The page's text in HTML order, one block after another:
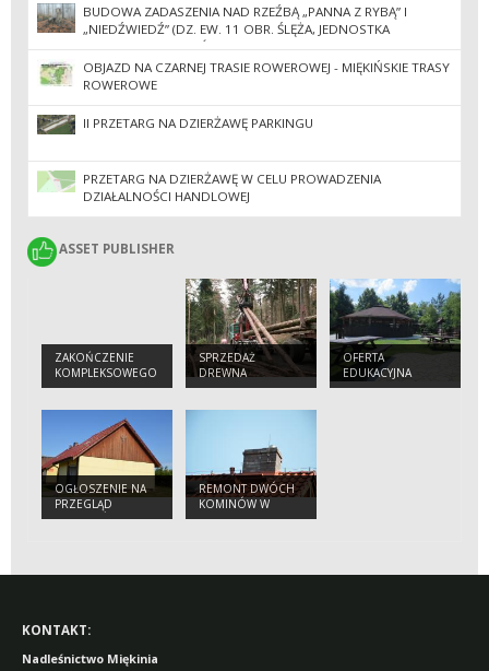
BUDOWA ZADASZENIA NAD RZEŹBĄ „PANNA Z RYBĄ” I
„NIEDŹWIEDŹ” (DZ. EW. 11 OBR. ŚLĘŻA, JEDNOSTKA
EWIDENCYJNA SOBÓTKA-MIASTO)
OBJAZD NA CZARNEJ TRASIE ROWEROWEJ - MIĘKIŃSKIE TRASY
ROWEROWE
II PRZETARG NA DZIERŻAWĘ PARKINGU
PRZETARG NA DZIERŻAWĘ W CELU PROWADZENIA
DZIAŁALNOŚCI HANDLOWEJ
ASSET PUBLISHER
ASSET PUBLISHER
ZAKOŃCZENIE
KOMPLEKSOWEGO
PROJEKTU
GATUNKÓW I
SIEDLISK
PRZYRODNICZYCH
NA OBSZARACH
ZARZĄDZANYCH
PRZEZ PGL LASY
PAŃSTWOWE
SPRZEDAŻ
DREWNA
OFERTA
EDUKACYJNA
OGŁOSZENIE NA
PRZEGLĄD
BUDYNKÓW
REMONT DWÓCH
KOMINÓW W
BUDYNKACH
KONTAKT:
Nadleśnictwo Miękinia